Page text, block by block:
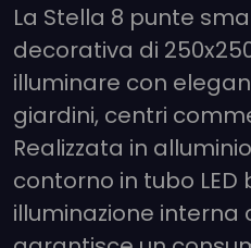
La Stella 8 punte
decorativa di
illuminare con
giardini, centri
Realizzata in
contorno in tubo
illuminazione interna